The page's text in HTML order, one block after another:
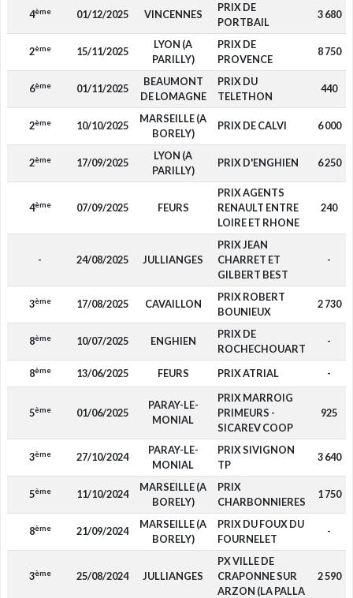
4ème 01/12/2025 VINCENNES
PRIX DE
PORTBAIL
3 680
2ème 15/11/2025
LYON (A
PARILLY)
PRIX DE
PROVENCE
8 750
6ème 01/11/2025
BEAUMONT
DE LOMAGNE
PRIX DU
TELETHON
440
2ème 10/10/2025
MARSEILLE (A
BORELY)
PRIX DE CALVI 6 000
2ème 17/09/2025
LYON (A
PARILLY)
PRIX D'ENGHIEN 6 250
4ème 07/09/2025 FEURS
PRIX AGENTS
RENAULT ENTRE
LOIRE ET RHONE
240
- 24/08/2025 JULLIANGES
PRIX JEAN
CHARRET ET
GILBERT BEST
-
3ème 17/08/2025 CAVAILLON
PRIX ROBERT
BOUNIEUX
2 730
8ème 10/07/2025 ENGHIEN
PRIX DE
ROCHECHOUART
-
8ème 13/06/2025 FEURS PRIX ATRIAL -
5ème 01/06/2025
PARAY-LE-
MONIAL
PRIX MARROIG
PRIMEURS -
SICAREV COOP
925
3ème 27/10/2024
PARAY-LE-
MONIAL
PRIX SIVIGNON
TP
3 640
5ème 11/10/2024
MARSEILLE (A
BORELY)
PRIX
CHARBONNIERES
1 750
8ème 21/09/2024
MARSEILLE (A
BORELY)
PRIX DU FOUX DU
FOURNELET
-
3ème 25/08/2024 JULLIANGES
PX VILLE DE
CRAPONNE SUR
ARZON (LA PALLA
2 590